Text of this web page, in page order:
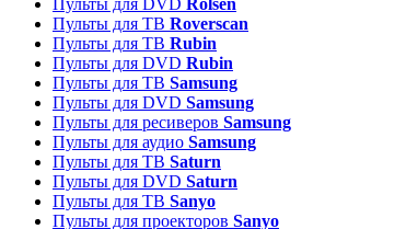
Пульты для ТВ Roverscan
Пульты для ТВ Rubin
Пульты для DVD Rubin
Пульты для ТВ Samsung
Пульты для DVD Samsung
Пульты для ресиверов Samsung
Пульты для аудио Samsung
Пульты для ТВ Saturn
Пульты для DVD Saturn
Пульты для ТВ Sanyo
Пульты для проекторов Sanyo